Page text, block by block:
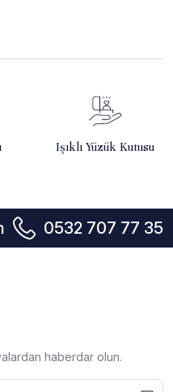
Işıklı Yüzük Kutusu
0532 707 77 35
haberdar olun.